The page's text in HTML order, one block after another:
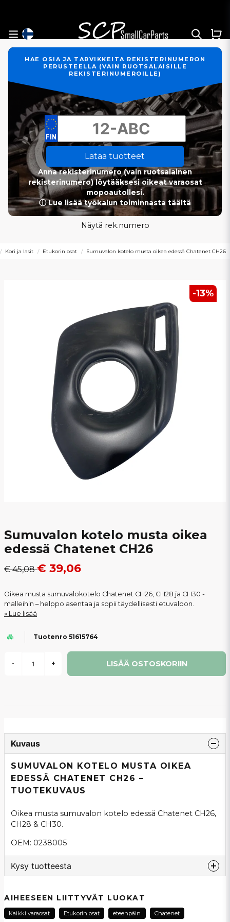
HAE OSIA JA TARVIKKEITA REKISTERINUMERON
PERUSTEELLA (VAIN RUOTSALAISILLE
REKISTERINUMEROILLE)
Lataa tuotteet
Anna rekisterinumero (vain ruotsalainen
rekisterinumero) löytääksesi oikeat varaosat
mopoautollesi.
ⓘ Lue lisää työkalun toiminnasta täältä
Näytä rek.numero
Kori ja lasit Etukorin osat Sumuvalon kotelo musta oikea edessä Chatenet CH26
-13%
Sumuvalon kotelo musta oikea
edessä Chatenet CH26
€ 45,08€ 39,06
Oikea musta sumuvalokotelo Chatenet CH26, CH28 ja CH30 -
malleihin – helppo asentaa ja sopii täydellisesti etuvaloon.
Lue lisää
Tuotenro 51615764
- + LISÄÄ OSTOSKORIIN
Kuvaus
SUMUVALON KOTELO MUSTA OIKEA
EDESSÄ CHATENET CH26 –
TUOTEKUVAUS
Oikea musta sumuvalon kotelo edessä Chatenet CH26,
CH28 & CH30.
OEM: 0238005
Kysy tuotteesta
Kysy meiltä tästä tuotteesta...
AIHEESEEN LIITTYVÄT LUOKAT
Kaikki varaosat Etukorin osat eteenpäin Chatenet